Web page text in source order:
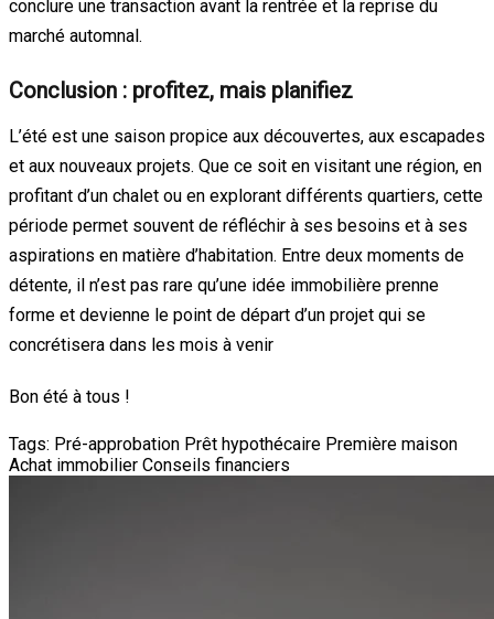
conclure une transaction avant la rentrée et la reprise du
marché automnal.
Conclusion : profitez, mais planifiez
L’été est une saison propice aux découvertes, aux escapades
et aux nouveaux projets. Que ce soit en visitant une région, en
profitant d’un chalet ou en explorant différents quartiers, cette
période permet souvent de réfléchir à ses besoins et à ses
aspirations en matière d’habitation. Entre deux moments de
détente, il n’est pas rare qu’une idée immobilière prenne
forme et devienne le point de départ d’un projet qui se
concrétisera dans les mois à venir
Bon été à tous !
Tags: Pré-approbation Prêt hypothécaire Première maison
Achat immobilier Conseils financiers